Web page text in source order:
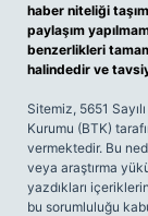
haber niteliği
paylaşım
benzerlikleri
halindedir ve
Sitemiz, 5651
Kurumu (BTK)
vermektedir. Bu
veya araştırma
yazdıkları
bu sorumluluğu